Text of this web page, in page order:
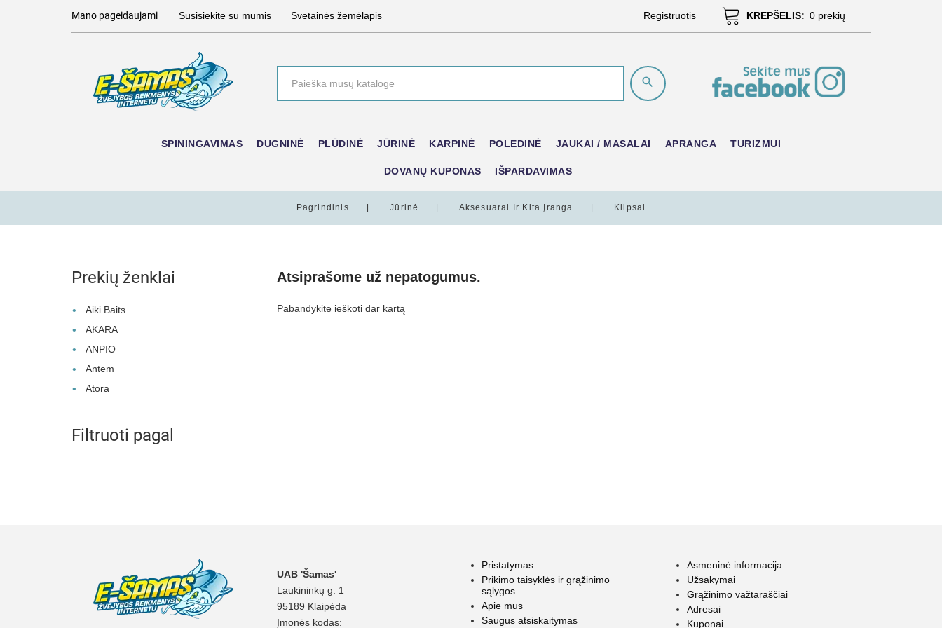
Mano pageidaujami Susisiekite su mumis Svetainės žemėlapis Registruotis KREPŠELIS: 0 prekių
SPININGAVIMAS DUGNINĖ PLŪDINĖ JŪRINĖ KARPINĖ POLEDINĖ JAUKAI / MASALAI APRANGA TURIZMUI
DOVANŲ KUPONAS IŠPARDAVIMAS
Pagrindinis Jūrinė Aksesuarai Ir Kita Įranga Klipsai
Atsiprašome už nepatogumus.
Pabandykite ieškoti dar kartą
Prekių ženklai
Aiki Baits
AKARA
ANPIO
Antem
Atora
Filtruoti pagal
UAB 'Šamas'
Laukininkų g. 1
95189 Klaipėda
Įmonės kodas:
Pristatymas
Prikimo taisyklės ir grąžinimo
sąlygos
Apie mus
Saugus atsiskaitymas
Asmeninė informacija
Užsakymai
Grąžinimo važtaraščiai
Adresai
Kuponai